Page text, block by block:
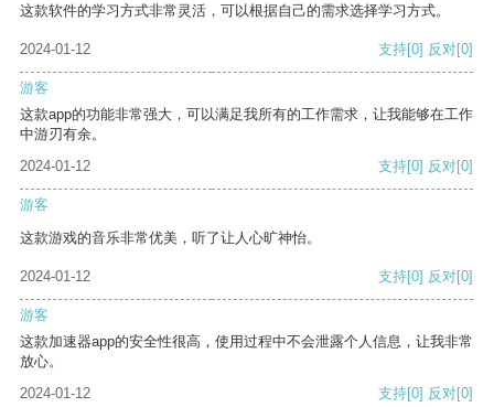
这款软件的学习方式非常灵活，可以根据自己的需求选择学习方式。
2024-01-12 支持[0] 反对[0]
游客
这款app的功能非常强大，可以满足我所有的工作需求，让我能够在工作
中游刃有余。
2024-01-12
支持[0] 反对[0]
游客
这款游戏的音乐非常优美，听了让人心旷神怡。
2024-01-12 支持[0] 反对[0]
游客
这款加速器app的安全性很高，使用过程中不会泄露个人信息，让我非常
放心。
2024-01-12
支持[0] 反对[0]